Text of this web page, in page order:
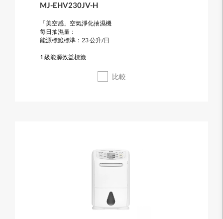
MJ-EHV230JV-H
「美空感」空氣淨化抽濕機
每日抽濕量：
能源標籤標準：23 公升/日
1 級能源效益標籤
比較